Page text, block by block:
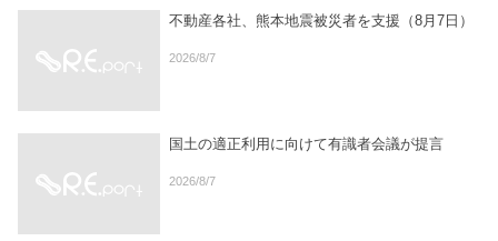
不動産各社、熊本地震被災者を支援（8月7日）
2026/8/7
国土の適正利用に向けて有識者会議が提言
2026/8/7